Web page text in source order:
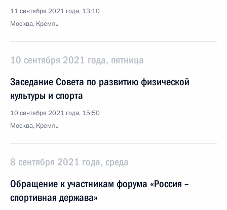
11 сентября 2021 года, 13:10
Москва, Кремль
10 сентября 2021 года, пятница
Заседание Совета по развитию физической
культуры и спорта
10 сентября 2021 года, 15:50
Москва, Кремль
8 сентября 2021 года, среда
Обращение к участникам форума «Россия –
спортивная держава»